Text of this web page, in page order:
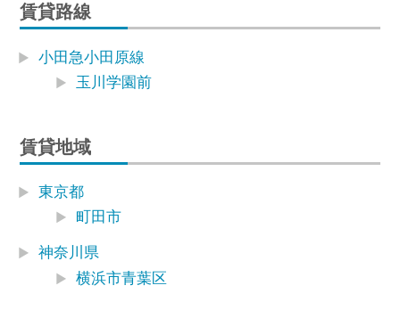
賃貸路線
小田急小田原線
玉川学園前
賃貸地域
東京都
町田市
神奈川県
横浜市青葉区